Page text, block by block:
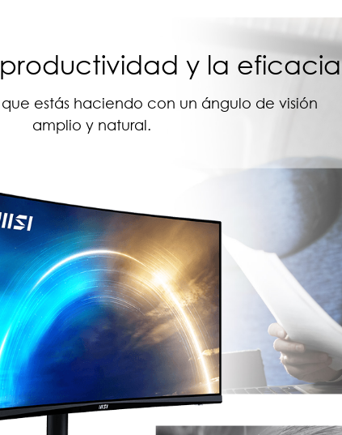
y la eficacia
estás haciendo con un ángulo de visión
amplio y natural.